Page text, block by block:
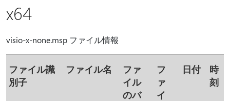
x64
visio-x-none.msp ファイル情報
ファイル識
別子
ファイル名
ファ
イル
のバ
フ
ァ
イ
日付
時
刻